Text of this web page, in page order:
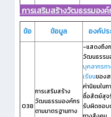
การเสริมสร้างวัฒธรรมอง
ข้อ ข้อมูล องค์ปร
O38
การเสริมสร้าง
วัฒนธรรมองค์กร
ตามมาตรฐานทาง
-แสดงถึง
วัฒนธรรม
บุคลากรท
เรียนของ
ค่านิยมใน
ซื่อสัตย์สุ
รับผิดชอบ